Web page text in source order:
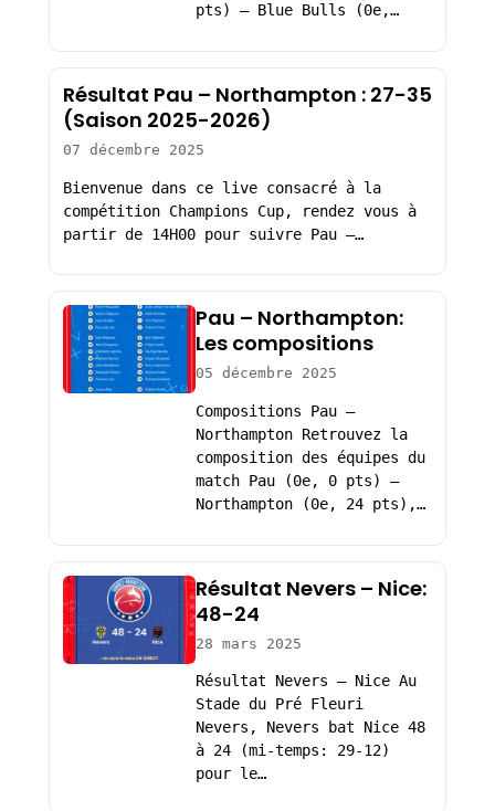
pts) – Blue Bulls (0e,…
Résultat Pau – Northampton : 27-35
(Saison 2025-2026)
07 décembre 2025
Bienvenue dans ce live consacré à la
compétition Champions Cup, rendez vous à
partir de 14H00 pour suivre Pau –…
Pau – Northampton:
Les compositions
05 décembre 2025
Compositions Pau –
Northampton Retrouvez la
composition des équipes du
match Pau (0e, 0 pts) –
Northampton (0e, 24 pts),…
Résultat Nevers – Nice:
48-24
28 mars 2025
Résultat Nevers – Nice Au
Stade du Pré Fleuri
Nevers, Nevers bat Nice 48
à 24 (mi-temps: 29-12)
pour le…